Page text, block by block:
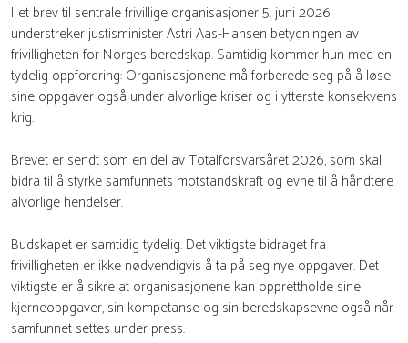
I et brev til sentrale frivillige organisasjoner 5. juni 2026
understreker justisminister Astri Aas-Hansen betydningen av
frivilligheten for Norges beredskap. Samtidig kommer hun med en
tydelig oppfordring: Organisasjonene må forberede seg på å løse
sine oppgaver også under alvorlige kriser og i ytterste konsekvens
krig.
Brevet er sendt som en del av Totalforsvarsåret 2026, som skal
bidra til å styrke samfunnets motstandskraft og evne til å håndtere
alvorlige hendelser.
Budskapet er samtidig tydelig. Det viktigste bidraget fra
frivilligheten er ikke nødvendigvis å ta på seg nye oppgaver. Det
viktigste er å sikre at organisasjonene kan opprettholde sine
kjerneoppgaver, sin kompetanse og sin beredskapsevne også når
samfunnet settes under press.